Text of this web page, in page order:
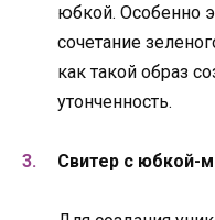
юбкой. Особенно
сочетание
как такой образ
утонченность.
Свитер с юбкой-